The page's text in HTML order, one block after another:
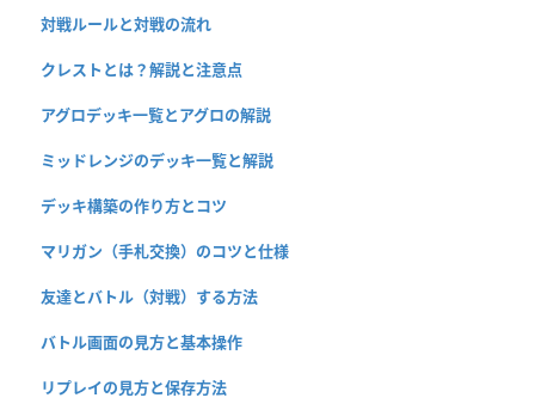
対戦ルールと対戦の流れ
クレストとは？解説と注意点
アグロデッキ一覧とアグロの解説
ミッドレンジのデッキ一覧と解説
デッキ構築の作り方とコツ
マリガン（手札交換）のコツと仕様
友達とバトル（対戦）する方法
バトル画面の見方と基本操作
リプレイの見方と保存方法